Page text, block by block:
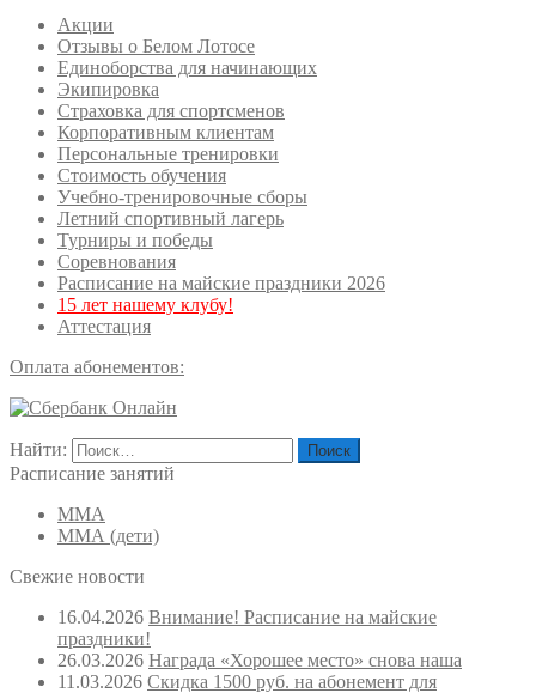
Акции
Отзывы о Белом Лотосе
Единоборства для начинающих
Экипировка
Страховка для спортсменов
Корпоративным клиентам
Персональные тренировки
Стоимость обучения
Учебно-тренировочные сборы
Летний спортивный лагерь
Турниры и победы
Соревнования
Расписание на майские праздники 2026
15 лет нашему клубу!
Аттестация
Оплата абонементов:
Найти:
Расписание занятий
ММА
ММА (дети)
Свежие новости
16.04.2026 Внимание! Расписание на майские
праздники!
26.03.2026 Награда «Хорошее место» снова наша
11.03.2026 Скидка 1500 руб. на абонемент для